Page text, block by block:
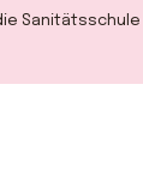
Sanitätsschule